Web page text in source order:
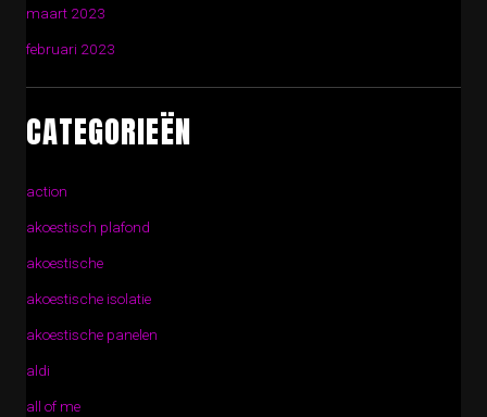
maart 2023
februari 2023
CATEGORIEËN
action
akoestisch plafond
akoestische
akoestische isolatie
akoestische panelen
aldi
all of me